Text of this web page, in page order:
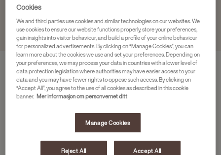
Cookies
We and third parties use cookies and similar technologies on our websites. We
use cookies to ensure our website functions properly, store your preferences,
gain insights into visitor behaviour, and build a profile of your online behaviour
for personalized advertisements. By clicking on “Manage Cookies”, you can
learn more about the cookies we use and set your preferences. Depending on
your preferences, we may process your data in countries with a lower level of
data protection legislation where authorities may have easier access to your
data and you may have fewer rights to oppose such access. By clicking on
“Accept All”, you agree to the use of all cookies as described in this cookie
banner. Mer informasjon om personvernet ditt
Manage Cookies
Reject All Accept All